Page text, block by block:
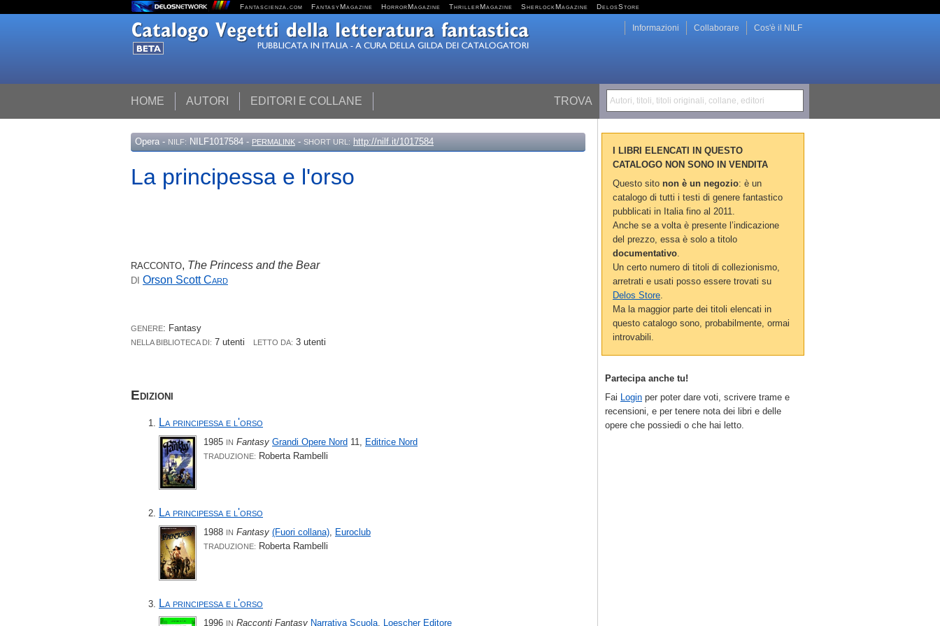
Fantascienza.com FantasyMagazine HorrorMagazine ThrillerMagazine SherlockMagazine DelosStore
TROVA Autori, titoli, titoli originali, collane, editori
HOME AUTORI EDITORI E COLLANE
Cos'è il NILF
Collaborare
Informazioni
Opera - NILF: NILF1017584 - PERMALINK - SHORT URL: http://nilf.it/1017584
La principessa e l'orso
RACCONTO, The Princess and the Bear
DI Orson ScottCard
GENERE: Fantasy
NELLA BIBLIOTECA DI: 7 utenti LETTO DA: 3 utenti
Edizioni
La principessa e l'orso
1985 IN Fantasy Grandi Opere Nord 11, Editrice Nord
TRADUZIONE: Roberta Rambelli
La principessa e l'orso
1988 IN Fantasy (Fuori collana), Euroclub
TRADUZIONE: Roberta Rambelli
La principessa e l'orso
1996 IN Racconti Fantasy Narrativa Scuola Loescher Editore
I LIBRI ELENCATI IN QUESTO
CATALOGO NON SONO IN VENDITA
Questo sito non è un negozio: è un
catalogo di tutti i testi di genere fantastico
pubblicati in Italia fino al 2011.
Anche se a volta è presente l’indicazione
del prezzo, essa è solo a titolo
documentativo
Un certo numero di titoli di collezionismo,
arretrati e usati posso essere trovati su
Delos Store
Ma la maggior parte dei titoli elencati in
questo catalogo sono, probabilmente, ormai
introvabili.
Partecipa anche tu!
Fai Login per poter dare voti, scrivere trame e
recensioni, e per tenere nota dei libri e delle
opere che possiedi o che hai letto.